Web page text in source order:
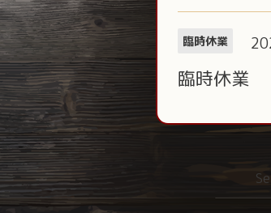
臨時休業
臨時休業